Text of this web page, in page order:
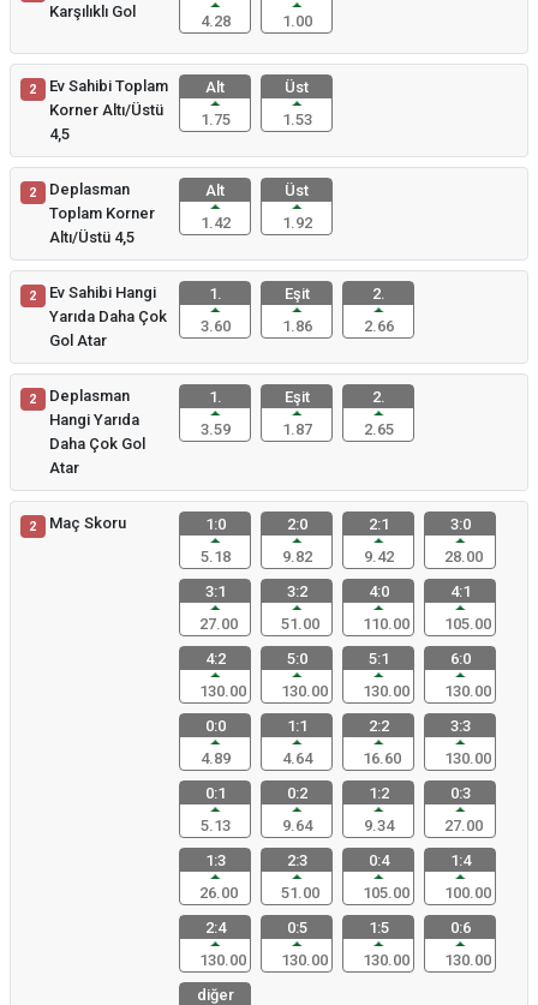
Karşılıklı Gol
4.28
1.00
2
Ev Sahibi Toplam
Korner Altı/Üstü
4,5
Alt
1.75
Üst
1.53
2
Deplasman
Toplam Korner
Altı/Üstü 4,5
Alt
1.42
Üst
1.92
2
Ev Sahibi Hangi
Yarıda Daha Çok
Gol Atar
1.
3.60
Eşit
1.86
2.
2.66
2
Deplasman
Hangi Yarıda
Daha Çok Gol
Atar
1.
3.59
Eşit
1.87
2.
2.65
2 Maç Skoru
1:0
5.18
2:0
9.82
2:1
9.42
3:0
28.00
3:1
27.00
3:2
51.00
4:0
110.00
4:1
105.00
4:2
130.00
5:0
130.00
5:1
130.00
6:0
130.00
0:0
4.89
1:1
4.64
2:2
16.60
3:3
130.00
0:1
5.13
0:2
9.64
1:2
9.34
0:3
27.00
1:3
26.00
2:3
51.00
0:4
105.00
1:4
100.00
2:4
130.00
0:5
130.00
1:5
130.00
0:6
130.00
diğer